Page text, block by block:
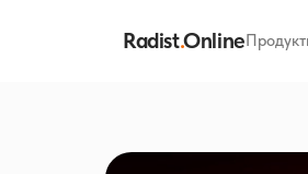
Radist.Online